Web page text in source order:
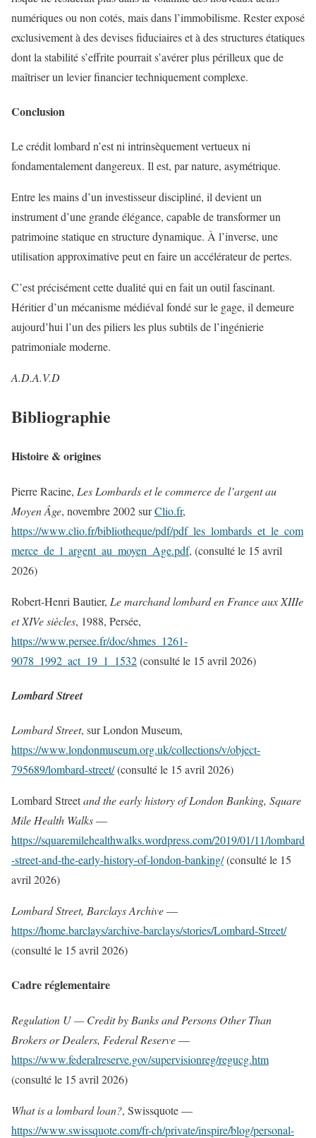
numériques ou non cotés, mais dans l’immobilisme. Rester exposé
exclusivement à des devises fiduciaires et à des structures étatiques
dont la stabilité s’effrite pourrait s’avérer plus périlleux que de
maîtriser un levier financier techniquement complexe.
Conclusion
Le crédit lombard n’est ni intrinsèquement vertueux ni
fondamentalement dangereux. Il est, par nature, asymétrique.
Entre les mains d’un investisseur discipliné, il devient un
instrument d’une grande élégance, capable de transformer un
patrimoine statique en structure dynamique. À l’inverse, une
utilisation approximative peut en faire un accélérateur de pertes.
C’est précisément cette dualité qui en fait un outil fascinant.
Héritier d’un mécanisme médiéval fondé sur le gage, il demeure
aujourd’hui l’un des piliers les plus subtils de l’ingénierie
patrimoniale moderne.
A.D.A.V.D
Bibliographie
Histoire & origines
Pierre Racine, Les Lombards et le commerce de l’argent au
Moyen Âge, novembre 2002 surClio.fr,
https://www.clio.fr/bibliotheque/pdf/pdf_les_lombards_et_le_com
merce_de_l_argent_au_moyen_Age.pdf, (consulté le 15 avril
2026)
Robert-Henri Bautier, Le marchand lombard en France aux XIIIe
et XIVe siècles, 1988, Persée,
https://www.persee.fr/doc/shmes_1261-
9078_1992_act_19_1_1532(consulté le 15 avril 2026)
Lombard Street
Lombard Street, sur London Museum,
https://www.londonmuseum.org.uk/collections/v/object-
795689/lombard-street/(consulté le 15 avril 2026)
Lombard Streetand the early history of London Banking, Square
Mile Health Walks—
https://squaremilehealthwalks.wordpress.com/2019/01/11/lombard
-street-and-the-early-history-of-london-banking/(consulté le 15
avril 2026)
Lombard Street, Barclays Archive—
https://home.barclays/archive-barclays/stories/Lombard-Street/
(consulté le 15 avril 2026)
Cadre réglementaire
Regulation U — Credit by Banks and Persons Other Than
Brokers or Dealers, Federal Reserve—
https://www.federalreserve.gov/supervisionreg/regucg.htm
(consulté le 15 avril 2026)
What is a lombard loan?, Swissquote —
https://www.swissquote.com/fr-ch/private/inspire/blog/personal-